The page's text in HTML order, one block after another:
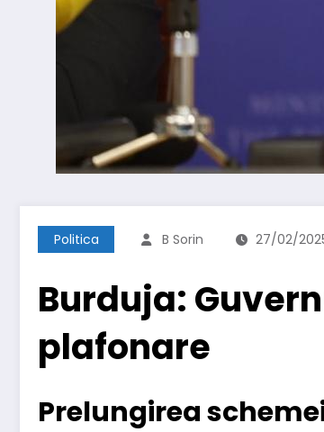
Politica B Sorin 27/02/
Burduja:
plafonare
Prelungirea